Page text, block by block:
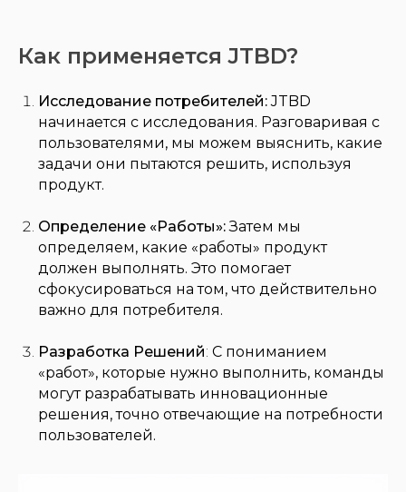
Как применяется JTBD?
Исследование потребителей: JTBD
начинается с исследования. Разговаривая с
пользователями, мы можем выяснить, какие
задачи они пытаются решить, используя
продукт.
Определение «Работы»: Затем мы
определяем, какие «работы» продукт
должен выполнять. Это помогает
сфокусироваться на том, что действительно
важно для потребителя.
Разработка Решений: С пониманием
«работ», которые нужно выполнить, команды
могут разрабатывать инновационные
решения, точно отвечающие на потребности
пользователей.